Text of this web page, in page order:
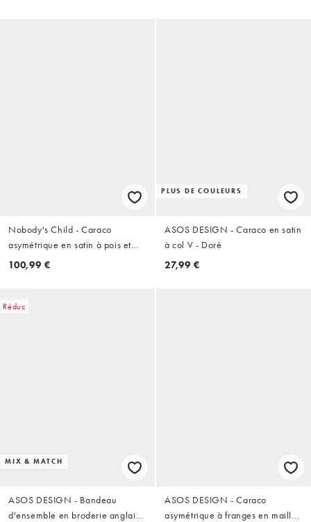
Nobody's Child - Caraco
asymétrique en satin à pois et
détail en dentelle - Noir
100,99 €
PLUS DE COULEURS
ASOS DESIGN - Caraco en satin
à col V - Doré
27,99 €
Réduc
MIX & MATCH
ASOS DESIGN - Bandeau
d'ensemble en broderie anglaise
ASOS DESIGN - Caraco
asymétrique à franges en maille